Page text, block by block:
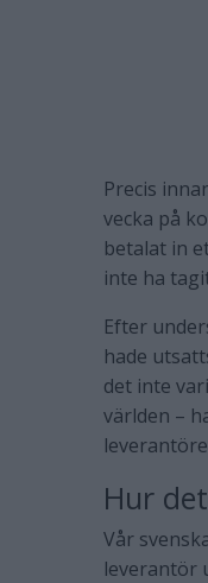
Precis
vecka på
betalat in
inte ha
Efter
hade
det inte
världen –
Hur
Vår
leverantör